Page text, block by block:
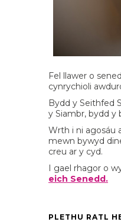
Fel llawer o
cynrychioli
Bydd y Seithfed
y Siambr, bydd y
Wrth i ni agosáu
mewn bywyd
creu ar y cyd.
I gael rhagor o
eich Senedd.
PLETHU RATL